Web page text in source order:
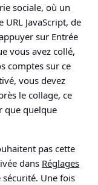
sociale, où un
JavaScript, de
sur Entrée
vous avez collé,
comptes sur ce
vous devez
le collage, ce
que quelque
pas cette
dans Réglages
sécurité. Une fois